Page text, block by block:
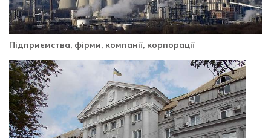
Підприємства, фірми, компанії, корпорації